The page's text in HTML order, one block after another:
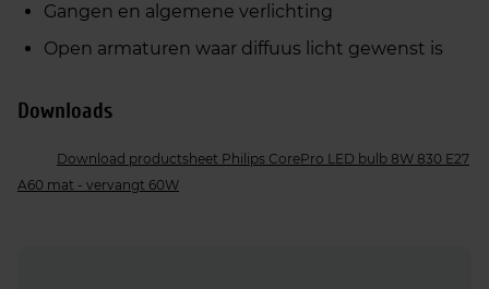
Gangen en algemene verlichting
Open armaturen waar diffuus licht gewenst is
Downloads
Download productsheet Philips CorePro LED bulb 8W 830 E27
A60 mat - vervangt 60W